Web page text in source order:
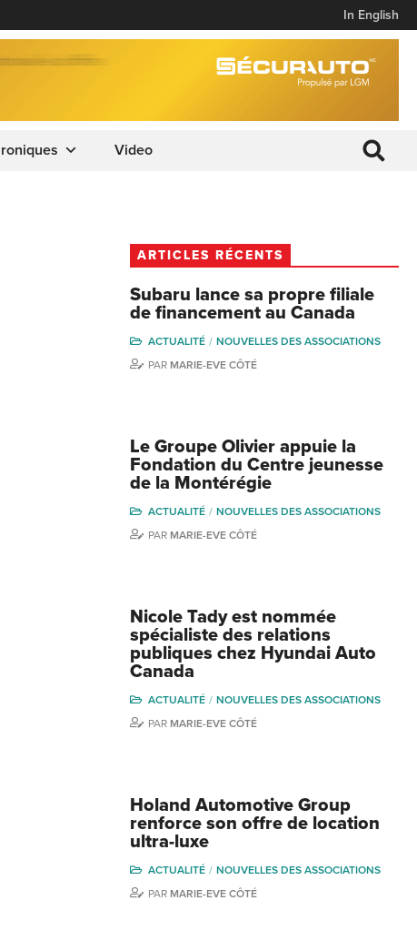
In English
Video
ARTICLES RÉCENTS
Subaru lance sa propre filiale
de financement au Canada
ACTUALITÉ
NOUVELLES DES ASSOCIATIONS
PAR MARIE-EVE CÔTÉ
Le Groupe Olivier appuie la
Fondation du Centre jeunesse
de la Montérégie
ACTUALITÉ
NOUVELLES DES ASSOCIATIONS
PAR MARIE-EVE CÔTÉ
Nicole Tady est nommée
spécialiste des relations
publiques chez Hyundai Auto
Canada
ACTUALITÉ
NOUVELLES DES ASSOCIATIONS
PAR MARIE-EVE CÔTÉ
Holand Automotive Group
renforce son offre de location
ultra-luxe
ACTUALITÉ
NOUVELLES DES ASSOCIATIONS
PAR MARIE-EVE CÔTÉ